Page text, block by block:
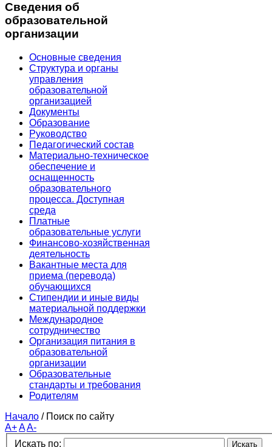
Сведения об
образовательной
организации
Основные сведения
Структура и органы
управления
образовательной
организацией
Документы
Образование
Руководство
Педагогический состав
Материально-техническое
обеспечение и
оснащенность
образовательного
процесса. Доступная
среда
Платные
образовательные услуги
Финансово-хозяйственная
деятельность
Вакантные места для
приема (перевода)
обучающихся
Стипендии и иные виды
материальной поддержки
Международное
сотрудничество
Организация питания в
образовательной
организации
Образовательные
стандарты и требования
Родителям
Начало / Поиск по сайту
A+AA-
Искать по:
Искать